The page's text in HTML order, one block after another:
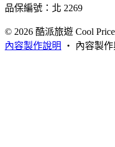
品保編號：北 2269
© 2026 酷派旅遊 Cool
內容製作說明
・ 內容製作